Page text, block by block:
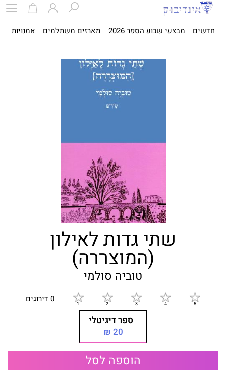
חדשים מבצעי שבוע הספר 2026 מארזים משתלמים אמנויות
שתי גדות לאילון
(המוצררה)
טוביה סולמי
0 דירוגים
ספר דיגיטלי
20 ₪
הוספה לסל